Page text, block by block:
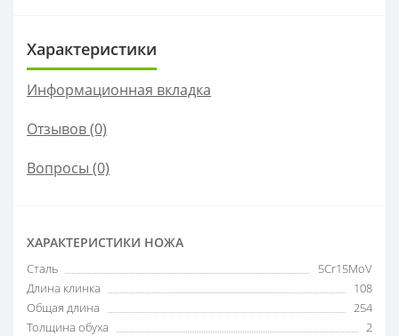
Характеристики
Информационная вкладка
Отзывов (0)
Вопросы (0)
ХАРАКТЕРИСТИКИ НОЖА
Сталь
5Cr15MoV
Длина клинка
108
Общая длина
254
Толщина обуха
2